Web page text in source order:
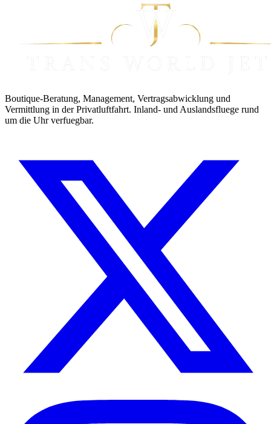
Boutique-Beratung, Management, Vertragsabwicklung und
Vermittlung in der Privatluftfahrt. Inland- und Auslandsfluege rund
um die Uhr verfuegbar.